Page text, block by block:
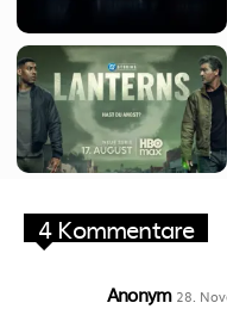
4 Kommentare
Anonym 28.